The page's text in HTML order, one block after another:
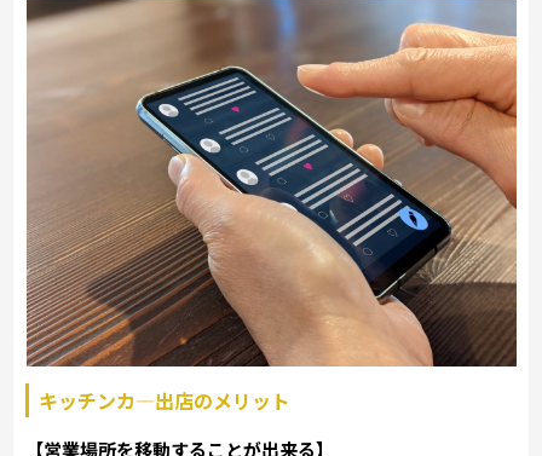
キッチンカ―出店のメリット
【営業場所を移動することが出来る】